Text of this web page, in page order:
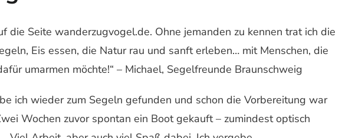
die Seite wanderzugvogel.de. Ohne jemanden zu kennen trat ich die
Eis essen, die Natur rau und sanft erleben… mit Menschen, die
umarmen möchte!“ – Michael, Segelfreunde Braunschweig
ich wieder zum Segeln gefunden und schon die Vorbereitung war
Wochen zuvor spontan ein Boot gekauft – zumindest optisch